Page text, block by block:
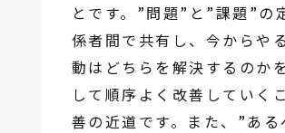
とです。”問題”と”課題”の
係者間で共有し、今からや
動はどちらを解決するのか
して順序よく改善していく
善の近道です。また、”ある